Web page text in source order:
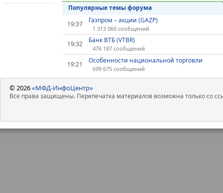
Популярные темы форума
19:37
Газпром – акции (GAZP)
1 313 060 сообщений
19:32 Банк ВТБ (VTBR)
476 187 сообщений
19:21 Особенности национальной торговли
699 675 сообщений
© 2026«МФД-ИнфоЦентр»
Все права защищены. Перепечатка материалов возможна только со